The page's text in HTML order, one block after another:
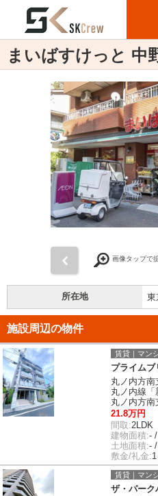
まいばすけっと 中
画像タップで
所在地 東
施設周辺の物件
賃貸｜マン
プライム
丸ノ内方
丸ノ内線「
丸ノ内方
21.8万円
間取:2LDK
建物面積:-
土地面積:-
敷金/礼金:
賃貸｜マン
ザ・パーク